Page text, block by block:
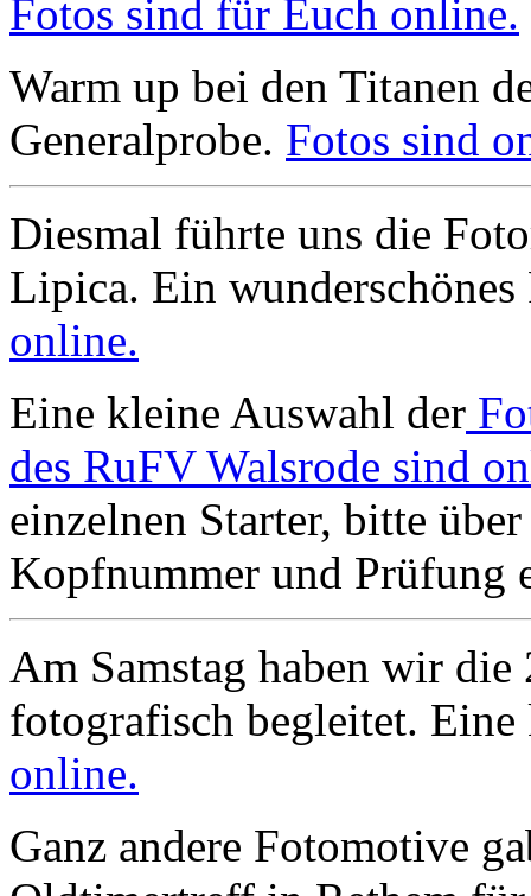
Fotos sind für Euch online.
Warm up bei den Titanen
Generalprobe. Fotos sind
Diesmal führte uns die
Lipica. Ein
online.
Eine kleine Auswahl der
des RuFV Walsrode sind
einzelnen Starter, bitte
Kopfnummer und Prüfung
Am Samstag haben wir die
fotografisch begleitet.
online.
Ganz andere Fotomotive